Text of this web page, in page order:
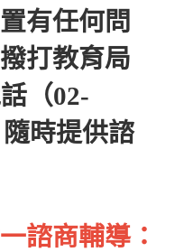
有任何問
打教育局
（02-
時提供諮
諮商輔導：